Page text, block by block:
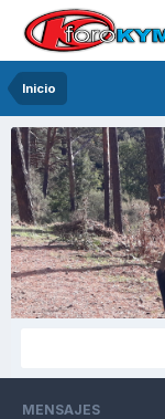
Inicio
MENSAJES